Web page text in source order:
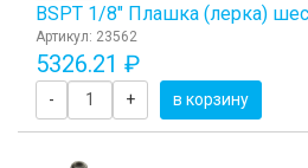
BSPT 1/8" Плашка (лерка)
Артикул: 23562
5326.21 ₽
- + в корзину